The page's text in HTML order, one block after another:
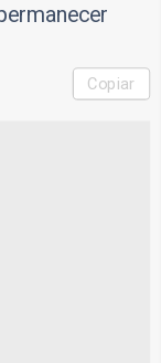
Copiar